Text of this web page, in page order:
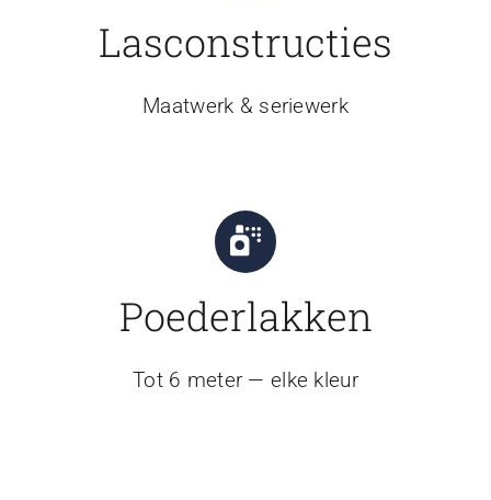
Lasconstructies
Maatwerk & seriewerk
Poederlakken
Tot 6 meter — elke kleur